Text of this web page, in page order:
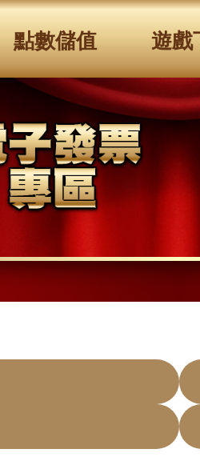
點數儲值 遊戲